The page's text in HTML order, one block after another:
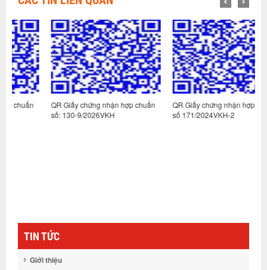
QR Giấy chứng nhận hợp chuẩn
số: 130-9/2026VKH
QR Giấy chứng nhận hợp chuẩn
số 171/2024VKH-2
TIN TỨC
Giới thiệu